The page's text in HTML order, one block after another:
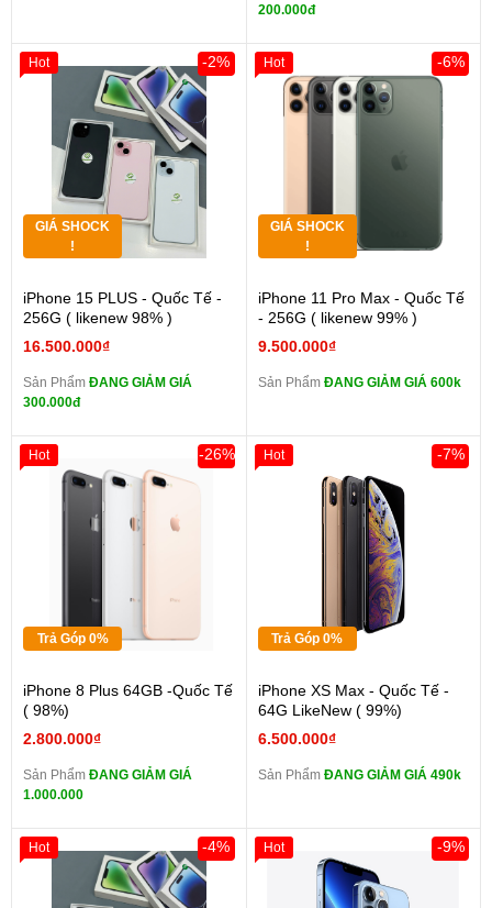
200.000đ
GIÁ SHOCK
!
iPhone 15 PLUS - Quốc Tế -
256G ( likenew 98% )
16.500.000₫
-2%
Sản Phẩm ĐANG GIẢM GIÁ
300.000đ
Hot
GIÁ SHOCK
!
iPhone 11 Pro Max - Quốc Tế
- 256G ( likenew 99% )
9.500.000₫
-6%
Sản Phẩm ĐANG GIẢM GIÁ 600k
Hot
Trả Góp 0%
iPhone 8 Plus 64GB -Quốc Tế
( 98%)
2.800.000₫
-26%
Sản Phẩm ĐANG GIẢM GIÁ
1.000.000
Hot
Trả Góp 0%
iPhone XS Max - Quốc Tế -
64G LikeNew ( 99%)
6.500.000₫
-7%
Sản Phẩm ĐANG GIẢM GIÁ 490k
Hot
-4%
Hot -9%
Hot